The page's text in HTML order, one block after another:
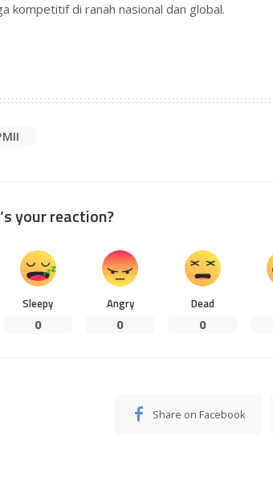
kompetitif di ranah nasional dan global.
your reaction?
Sleepy
0
Angry
0
Dead
0
Share on Facebook